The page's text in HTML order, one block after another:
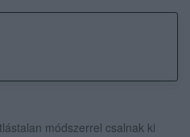
módszerrel csalnak ki